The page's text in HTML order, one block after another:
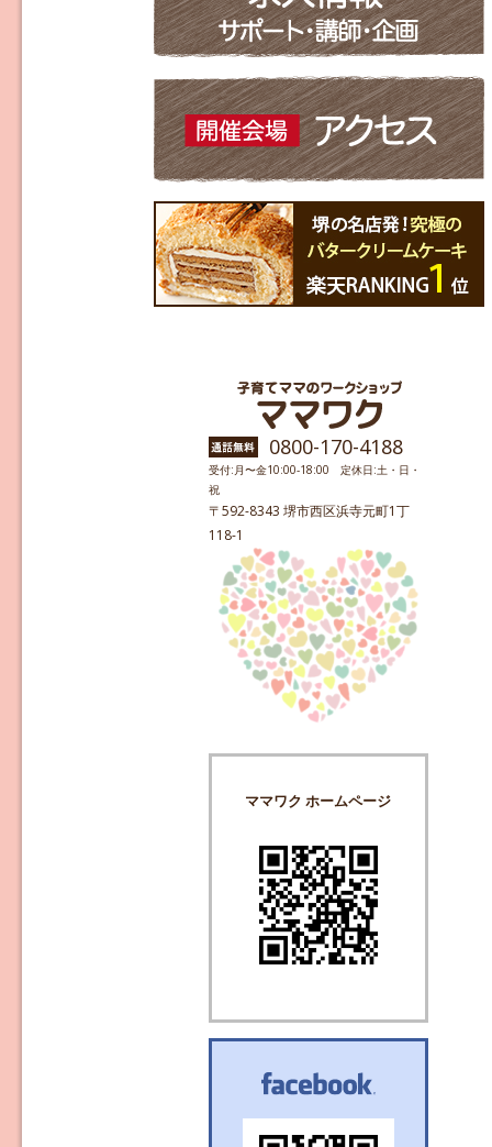
0800-170-4188
受付:月〜金10:00-18:00 定休日:土・日・
祝
〒592-8343 堺市西区浜寺元町1丁
118-1
ママワク ホームページ